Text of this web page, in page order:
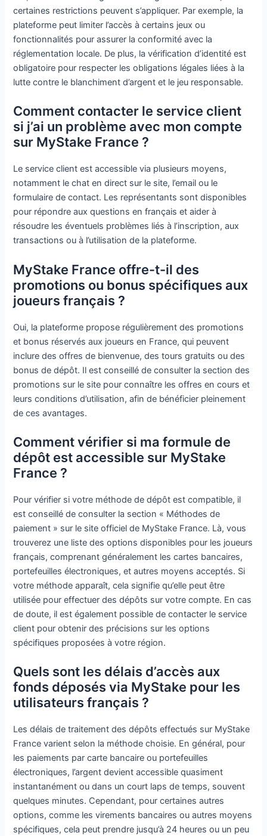
certaines restrictions peuvent s’appliquer. Par exemple, la
plateforme peut limiter l’accès à certains jeux ou
fonctionnalités pour assurer la conformité avec la
réglementation locale. De plus, la vérification d’identité est
obligatoire pour respecter les obligations légales liées à la
lutte contre le blanchiment d’argent et le jeu responsable.
Comment contacter le service client
si j’ai un problème avec mon compte
sur MyStake France ?
Le service client est accessible via plusieurs moyens,
notamment le chat en direct sur le site, l’email ou le
formulaire de contact. Les représentants sont disponibles
pour répondre aux questions en français et aider à
résoudre les éventuels problèmes liés à l’inscription, aux
transactions ou à l’utilisation de la plateforme.
MyStake France offre-t-il des
promotions ou bonus spécifiques aux
joueurs français ?
Oui, la plateforme propose régulièrement des promotions
et bonus réservés aux joueurs en France, qui peuvent
inclure des offres de bienvenue, des tours gratuits ou des
bonus de dépôt. Il est conseillé de consulter la section des
promotions sur le site pour connaître les offres en cours et
leurs conditions d’utilisation, afin de bénéficier pleinement
de ces avantages.
Comment vérifier si ma formule de
dépôt est accessible sur MyStake
France ?
Pour vérifier si votre méthode de dépôt est compatible, il
est conseillé de consulter la section « Méthodes de
paiement » sur le site officiel de MyStake France. Là, vous
trouverez une liste des options disponibles pour les joueurs
français, comprenant généralement les cartes bancaires,
portefeuilles électroniques, et autres moyens acceptés. Si
votre méthode apparaît, cela signifie qu’elle peut être
utilisée pour effectuer des dépôts sur votre compte. En cas
de doute, il est également possible de contacter le service
client pour obtenir des précisions sur les options
spécifiques proposées à votre région.
Quels sont les délais d’accès aux
fonds déposés via MyStake pour les
utilisateurs français ?
Les délais de traitement des dépôts effectués sur MyStake
France varient selon la méthode choisie. En général, pour
les paiements par carte bancaire ou portefeuilles
électroniques, l’argent devient accessible quasiment
instantanément ou dans un court laps de temps, souvent
quelques minutes. Cependant, pour certaines autres
options, comme les virements bancaires ou autres moyens
spécifiques, cela peut prendre jusqu’à 24 heures ou un peu